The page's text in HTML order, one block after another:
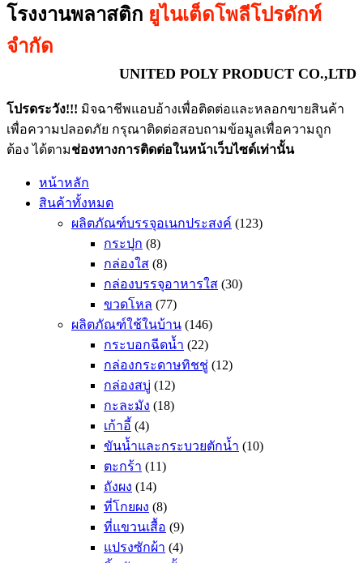
โรงงานพลาสติก ยูไนเต็ดโพลีโปรดักท์
จำกัด
UNITED POLY PRODUCT CO.,LTD
โปรดระวัง!!! มิจฉาชีพแอบอ้างเพื่อติดต่อและหลอกขายสินค้า
เพื่อความปลอดภัย กรุณาติดต่อสอบถามข้อมูลเพื่อความถูก
ต้อง ได้ตามช่องทางการติดต่อในหน้าเว็บไซด์เท่านั้น
หน้าหลัก
สินค้าทั้งหมด
ผลิตภัณฑ์บรรจุอเนกประสงค์ (123)
กระปุก (8)
กล่องใส (8)
กล่องบรรจุอาหารใส (30)
ขวดโหล (77)
ผลิตภัณฑ์ใช้ในบ้าน (146)
กระบอกฉีดน้ำ (22)
กล่องกระดาษทิชชู่ (12)
กล่องสบู่ (12)
กะละมัง (18)
เก้าอี้ (4)
ขันน้ำและกระบวยตักน้ำ (10)
ตะกร้า (11)
ถังผง (14)
ที่โกยผง (8)
ที่แขวนเสื้อ (9)
แปรงซักผ้า (4)